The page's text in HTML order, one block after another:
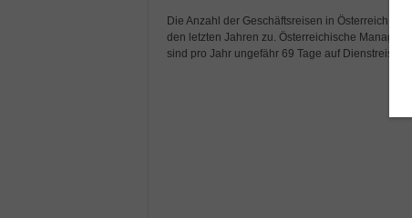
Die Anzahl der Geschäftsreisen in Österreich
den letzten Jahren zu. Österreichische
sind pro Jahr ungefähr 69 Tage auf Dienstreise im